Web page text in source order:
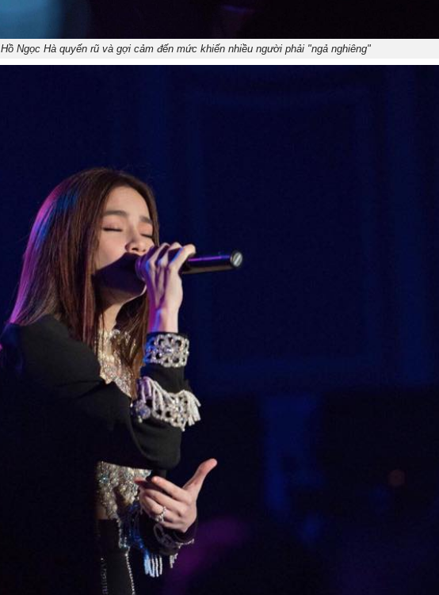
Hồ Ngọc Hà quyến rũ và gợi cảm đến mức khiến nhiều người phải "ngả nghiêng"